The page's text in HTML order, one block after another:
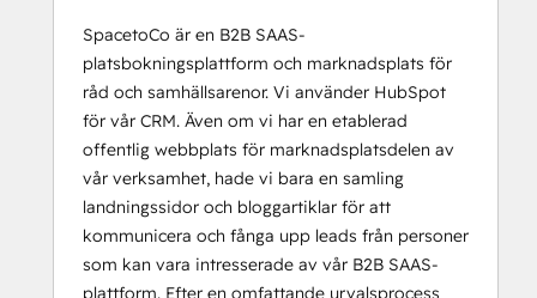
SpacetoCo är en B2B SAAS-
platsbokningsplattform och marknadsplats för
råd och samhällsarenor. Vi använder HubSpot
för vår CRM. Även om vi har en etablerad
offentlig webbplats för marknadsplatsdelen av
vår verksamhet, hade vi bara en samling
landningssidor och bloggartiklar för att
kommunicera och fånga upp leads från personer
som kan vara intresserade av vår B2B SAAS-
plattform. Efter en omfattande urvalsprocess